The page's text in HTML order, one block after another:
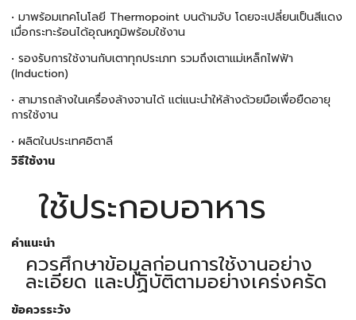
• มาพร้อมเทคโนโลยี Thermopoint บนด้ามจับ โดยจะเปลี่ยนเป็นสีแดง
เมื่อกระทะร้อนได้อุณหภูมิพร้อมใช้งาน
• รองรับการใช้งานกับเตาทุกประเภท รวมถึงเตาแม่เหล็กไฟฟ้า
(Induction)
• สามารถล้างในเครื่องล้างจานได้ แต่แนะนำให้ล้างด้วยมือเพื่อยืดอายุ
การใช้งาน
• ผลิตในประเทศอิตาลี
วิธีใช้งาน
ใช้ประกอบอาหาร
คำแนะนำ
ควรศึกษาข้อมูลก่อนการใช้งานอย่าง
ละเอียด และปฏิบัติตามอย่างเคร่งครัด
ข้อควรระวัง